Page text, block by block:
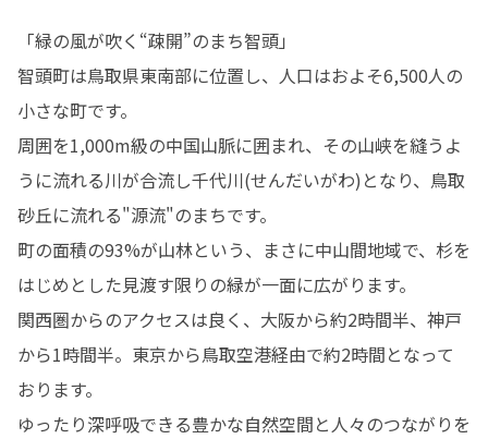
「緑の風が吹く“疎開”のまち智頭」
智頭町は鳥取県東南部に位置し、人口はおよそ6,500人の
小さな町です。
周囲を1,000m級の中国山脈に囲まれ、その山峡を縫うよ
うに流れる川が合流し千代川(せんだいがわ)となり、鳥取
砂丘に流れる"源流"のまちです。
町の面積の93%が山林という、まさに中山間地域で、杉を
はじめとした見渡す限りの緑が一面に広がります。
関西圏からのアクセスは良く、大阪から約2時間半、神戸
から1時間半。東京から鳥取空港経由で約2時間となって
おります。
ゆったり深呼吸できる豊かな自然空間と人々のつながりを